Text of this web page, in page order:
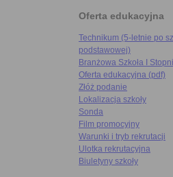
Oferta edukacyjna
Technikum (5-letnie po
podstawowej)
Branżowa Szkoła I
Oferta edukacyjna (pdf)
Złóż podanie
Lokalizacja szkoły
Sonda
Film promocyjny
Warunki i tryb rekrutacji
Ulotka rekrutacyjna
Biuletyny szkoły